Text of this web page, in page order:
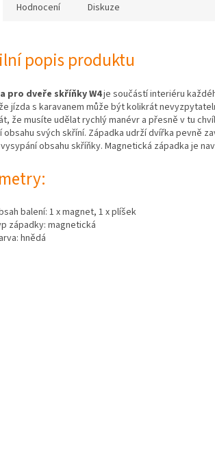
Hodnocení Diskuze
popis produktu
pro dveře skříňky W4je součástí interiéru
jízda s karavanem může být kolikrát
že musíte udělat rychlý manévr a přesně v tu
obsahu svých skříní. Západka udrží dvířka pevně
obsahu skříňky. Magnetická západka je
balení: 1 x magnet, 1 x plíšek
západky: magnetická
hnědá